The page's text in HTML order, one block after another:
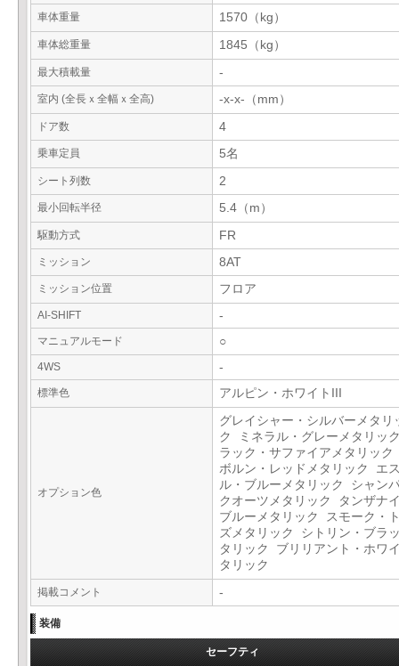
車体重量 1570（kg）
車体総重量 1845（kg）
最大積載量 -
室内 (全長ｘ全幅ｘ全高) -x-x-（mm）
ドア数 4
乗車定員 5名
シート列数 2
最小回転半径 5.4（m）
駆動方式 FR
ミッション 8AT
ミッション位置 フロア
AI-SHIFT -
マニュアルモード ○
4WS -
標準色 アルピン・ホワイトIII
オプション色
グレイシャー・シルバーメタリ
ク ミネラル・グレーメタリッ
ラック・サファイアメタリッ
ボルン・レッドメタリック エ
ル・ブルーメタリック シャン
クオーツメタリック タンザナ
ブルーメタリック スモーク・
ズメタリック シトリン・ブラ
タリック ブリリアント・ホワ
タリック
掲載コメント -
装備
セーフティ